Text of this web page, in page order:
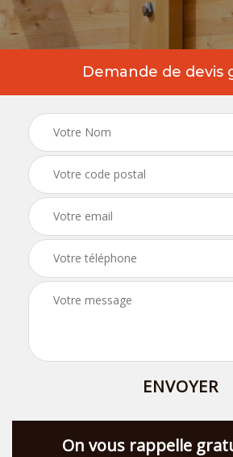
Demande de devis
On vous rappelle